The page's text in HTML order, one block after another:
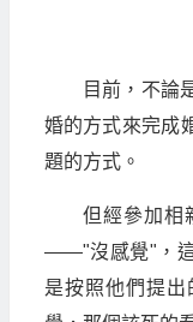
目前，不論
婚的方式來完成
題的方式。
但經參加相
——"沒感覺"，這
是按照他們提